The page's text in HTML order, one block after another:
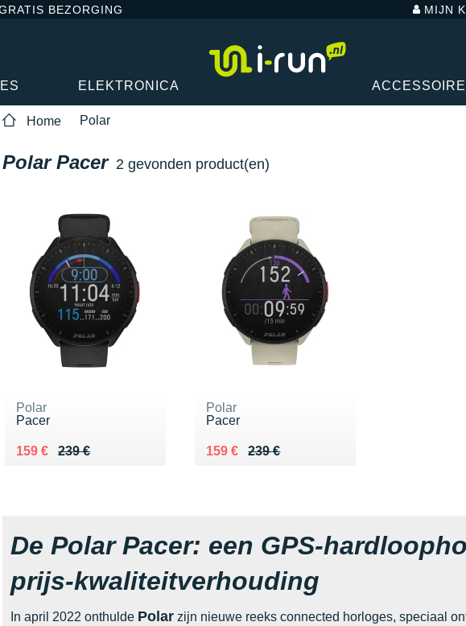
BEZORGING MIJN
ELEKTRONICA
Home Polar
Polar Pacer 2 gevonden product(en)
Polar
Pacer
239 €
Au lieu de 239 €
159 €
Vendu 159 €
Polar
Pacer
239 €
Au lieu de 239 €
159 €
Vendu 159 €
De Polar Pacer: een GPS-
prijs-kwaliteitverhouding
In april 2022 onthulde Polar zijn nieuwe reeks connected horloges, speciaal